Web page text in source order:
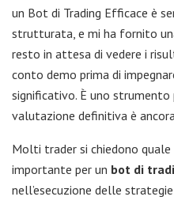
un Bot di Trading Efficace è
strutturata, e mi ha fornito
resto in attesa di vedere i
conto demo prima di
significativo. È uno
valutazione definitiva è
Molti trader si chiedono quale
importante per un bot di
nell’esecuzione delle